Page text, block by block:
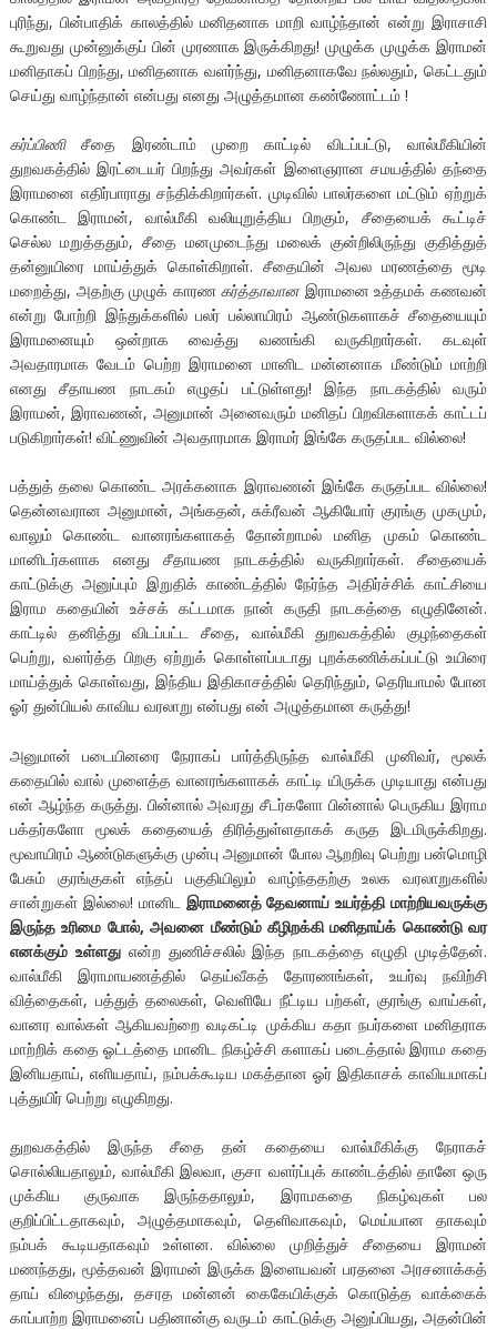
புரிந்து, பின்பாதிக் காலத்தில் மனிதனாக மாறி வாழ்ந்தான் என்று இராசாசி
கூறுவது முன்னுக்குப் பின் முரணாக இருக்கிறது! முழுக்க முழுக்க இராமன்
மனிதாகப் பிறந்து, மனிதனாக வளர்ந்து, மனிதனாகவே நல்லதும், கெட்டதும்
செய்து வாழ்ந்தான் என்பது எனது அழுத்தமான கண்ணோட்டம் !
கர்ப்பிணிசீதை இரண்டாம் முறை காட்டில் விடப்பட்டு, வால்மீகியின்
துறவகத்தில் இரட்டையர் பிறந்து அவர்கள் இளைஞரான சமயத்தில் தந்தை
இராமனை எதிர்பாராது சந்திக்கிறார்கள். முடிவில் பாலர்களை மட்டும் ஏற்றுக்
கொண்ட இராமன், வால்மீகி வலியுறுத்திய பிறகும், சீதையைக் கூட்டிச்
செல்ல மறுத்ததும், சீதை மனமுடைந்து மலைக் குன்றிலிருந்து குதித்துத்
தன்னுயிரை மாய்த்துக் கொள்கிறாள். சீதையின் அவல மரணத்தை மூடி
மறைத்து, அதற்கு முழுக் காரணகர்த்தாவானஇராமனை உத்தமக் கணவன்
என்று போற்றி இந்துக்களில் பலர் பல்லாயிரம் ஆண்டுகளாகச் சீதையையும்
இராமனையும் ஒன்றாக வைத்து வணங்கி வருகிறார்கள். கடவுள்
அவதாரமாக வேடம் பெற்ற இராமனை மானிட மன்னனாக மீண்டும் மாற்றி
எனது சீதாயண நாடகம் எழுதப் பட்டுள்ளது! இந்த நாடகத்தில் வரும்
இராமன், இராவணன், அனுமான் அனைவரும் மனிதப் பிறவிகளாகக் காட்டப்
படுகிறார்கள்! விட்ணுவின் அவதாரமாக இராமர் இங்கே கருதப்பட வில்லை!
பத்துத் தலை கொண்ட அரக்கனாக இராவணன் இங்கே கருதப்பட வில்லை!
தென்னவரான அனுமான், அங்கதன், சுக்ரீவன் ஆகியோர் குரங்கு முகமும்,
வாலும் கொண்ட வானரங்களாகத் தோன்றாமல் மனித முகம் கொண்ட
மானிடர்களாக எனது சீதாயண நாடகத்தில் வருகிறார்கள். சீதையைக்
காட்டுக்கு அனுப்பும் இறுதிக் காண்டத்தில் நேர்ந்த அதிர்ச்சிக் காட்சியை
இராம கதையின் உச்சக் கட்டமாக நான் கருதி நாடகத்தை எழுதினேன்.
காட்டில் தனித்து விடப்பட்ட சீதை, வால்மீகி துறவகத்தில் குழந்தைகள்
பெற்று, வளர்த்த பிறகு ஏற்றுக் கொள்ளப்படாது புறக்கணிக்கப்பட்டு உயிரை
மாய்த்துக் கொள்வது, இந்திய இதிகாசத்தில் தெரிந்தும், தெரியாமல் போன
ஓர் துன்பியல் காவிய வரலாறு என்பது என் அழுத்தமான கருத்து!
அனுமான் படையினரை நேராகப் பார்த்திருந்த வால்மீகி முனிவர், மூலக்
கதையில் வால் முளைத்த வானரங்களாகக் காட்டி யிருக்க முடியாது என்பது
என் ஆழ்ந்த கருத்து. பின்னால் அவரது சீடர்களோ பின்னால் பெருகிய இராம
பக்தர்களோ மூலக் கதையைத் திரித்துள்ளதாகக் கருத இடமிருக்கிறது.
மூவாயிரம் ஆண்டுகளுக்கு முன்பு அனுமான் போல ஆறறிவு பெற்று பன்மொழி
பேசும் குரங்குகள் எந்தப் பகுதியிலும் வாழ்ந்ததற்கு உலக வரலாறுகளில்
சான்றுகள் இல்லை! மானிட இராமனைத் தேவனாய் உயர்த்தி மாற்றியவருக்கு
இருந்த உரிமை போல்,அவனை மீண்டும் கீழிறக்கி மனிதாய்க் கொண்டு வர
எனக்கும் உள்ளதுஎன்ற துணிச்சலில் இந்த நாடகத்தை எழுதி முடித்தேன்.
வால்மீகி இராமாயணத்தில் தெய்வீகத் தோரணங்கள், உயர்வு நவிற்சி
வித்தைகள், பத்துத் தலைகள், வெளியே நீட்டிய பற்கள், குரங்கு வாய்கள்,
வானர வால்கள் ஆகியவற்றை வடிகட்டி முக்கிய கதா நபர்களை மனிதராக
மாற்றிக் கதை ஓட்டத்தை மானிட நிகழ்ச்சி களாகப் படைத்தால் இராம கதை
இனியதாய், எளியதாய், நம்பக்கூடிய மகத்தான ஓர் இதிகாசக் காவியமாகப்
புத்துயிர் பெற்று எழுகிறது.
துறவகத்தில் இருந்த சீதை தன் கதையை வால்மீகிக்கு நேராகச்
சொல்லியதாலும், வால்மீகி இலவா, குசா வளர்ப்புக் காண்டத்தில் தானே ஒரு
முக்கிய குருவாக இருந்ததாலும், இராமகதை நிகழ்வுகள் பல
குறிப்பிட்டதாகவும், அழுத்தமாகவும், தெளிவாகவும், மெய்யான தாகவும்
நம்பக் கூடியதாகவும் உள்ளன. வில்லை முறித்துச் சீதையை இராமன்
மணந்தது, மூத்தவன் இராமன் இருக்க இளையவன் பரதனை அரசனாக்கத்
தாய் விழைந்தது, தசரத மன்னன் கைகேயிக்குக் கொடுத்த வாக்கைக்
காப்பாற்ற இராமனைப் பதினான்கு வருடம் காட்டுக்கு அனுப்பியது, அதன்பின்